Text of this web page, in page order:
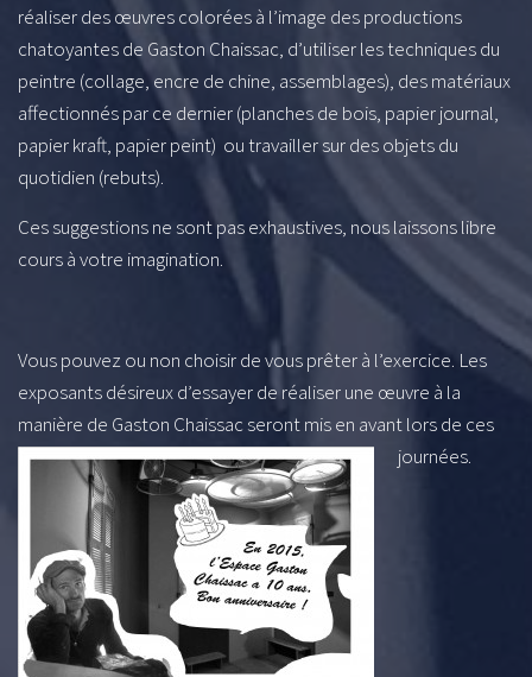
réaliser des œuvres colorées à l’image des productions
chatoyantes de Gaston Chaissac, d’utiliser les techniques du
peintre (collage, encre de chine, assemblages), des matériaux
affectionnés par ce dernier (planches de bois, papier journal,
papier kraft, papier peint) ou travailler sur des objets du
quotidien (rebuts).
Ces suggestions ne sont pas exhaustives, nous laissons libre
cours à votre imagination.
Vous pouvez ou non choisir de vous prêter à l’exercice. Les
exposants désireux d’essayer de réaliser une œuvre à la
manière de Gaston Chaissac seront mis en avant lors de ces
journées.